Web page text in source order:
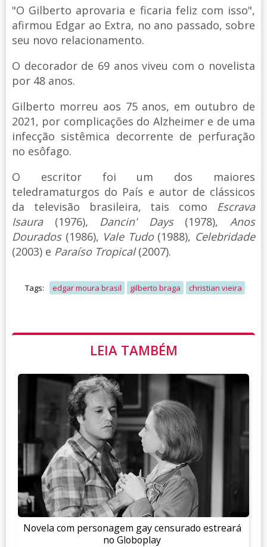
"O Gilberto aprovaria e ficaria feliz com isso",
afirmou Edgar ao Extra, no ano passado, sobre
seu novo relacionamento.
O decorador de 69 anos viveu com o novelista
por 48 anos.
Gilberto morreu aos 75 anos, em outubro de
2021, por complicações do Alzheimer e de uma
infecção sistêmica decorrente de perfuração
no esôfago.
O escritor foi um dos maiores
teledramaturgos do País e autor de clássicos
da televisão brasileira, tais como Escrava
Isaura(1976), Dancin' Days(1978),Anos
Dourados(1986), Vale Tudo(1988), Celebridade
(2003) e Paraíso Tropical(2007).
Tags: edgar moura brasil gilberto braga christian vieira
LEIA TAMBÉM
Novela com personagem gay censurado estreará
no Globoplay